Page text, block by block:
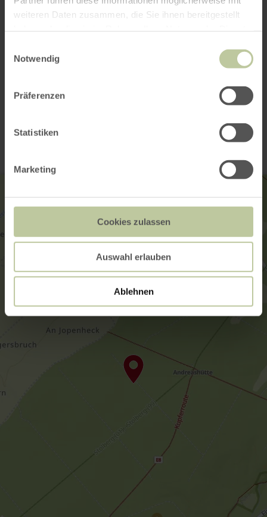
weiteren Daten zusammen, die Sie ihnen bereitgestellt
Notwendig
Präferenzen
Statistiken
Marketing
Cookies zulassen
Auswahl erlauben
Ablehnen
Kontakt